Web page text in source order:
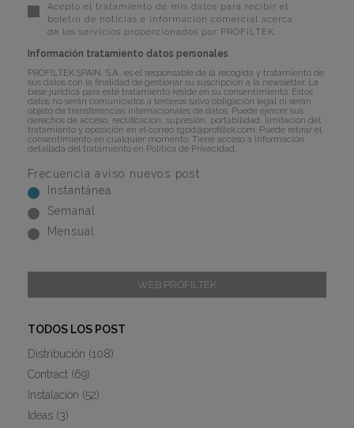
Acepto el tratamiento de mis datos para recibir el
boletín de noticias e información comercial acerca
de los servicios proporcionados por PROFILTEK.
Información tratamiento datos personales
PROFILTEK SPAIN, S.A., es el responsable de la recogida y tratamiento de
sus datos con la finalidad de gestionar su suscripción a la newsletter. La
base jurídica para este tratamiento reside en su consentimiento. Estos
datos no serán comunicados a terceros salvo obligación legal ni serán
objeto de transferencias internacionales de datos. Puede ejercer sus
derechos de acceso, rectificación, supresión, portabilidad, limitación del
tratamiento y oposición en el correo rgpd@profiltek.com . Puede retirar el
consentimiento en cualquier momento. Tiene acceso a información
detallada del tratamiento en Política de Privacidad
Frecuencia aviso nuevos post
Instantánea
Semanal
Mensual
WEB PROFILTEK
TODOS LOS POST
Distribución (108)
Contract (69)
Instalación (52)
Ideas (3)